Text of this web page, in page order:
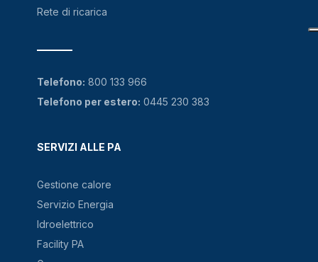
Rete di ricarica
SERVIZI ALLE PA
Gestione calore
Servizio Energia
Idroelettrico
Facility PA
Telefono: 800 133 966
Telefono per estero: 0445 230 383